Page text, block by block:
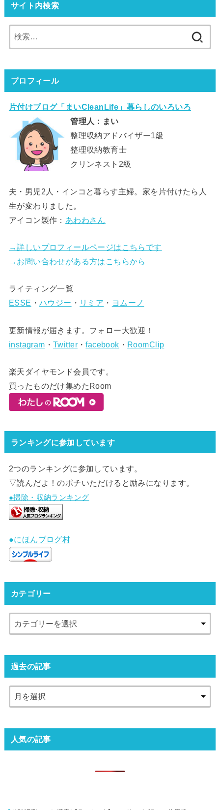
サイト内検索
索:
プロフィール
片付けブログ「まいCleanLife」暮らしのいろいろ
管理人：まい
整理収納アドバイザー1級
整理収納教育士
クリンネスト2級
夫・男児2人・インコと暮らす主婦。家を片付けたら人
生が変わりました。
アイコン製作： あわわさん
→詳しいプロフィールページはこちらです
→お問い合わせがある方はこちらから
ライティング一覧
ESSE ・ ハウジー ・ リミア ・ ヨムーノ
更新情報が届きます。フォロー大歓迎！
instagram ・Twitter・facebook ・ RoomClip
楽天ダイヤモンド会員です。
買ったものだけ集めたRoom
ランキングに参加しています
2つのランキングに参加しています。
▽読んだよ！のポチいただけると励みになります。
●掃除・収納ランキング
●にほんブログ村
カテゴリー
過去の記事
人気の記事